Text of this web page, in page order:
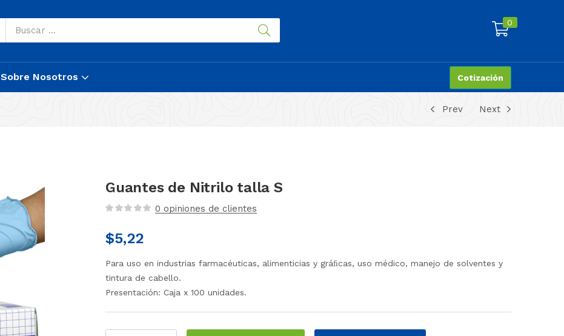
0
Sobre Nosotros Cotización
Prev Next
Guantes de Nitrilo talla S
0 opiniones de clientes
$5,22
Para uso en industrias farmacéuticas, alimenticias y gráﬁcas, uso médico, manejo de solventes y
tintura de cabello.
Presentación: Caja x 100 unidades.